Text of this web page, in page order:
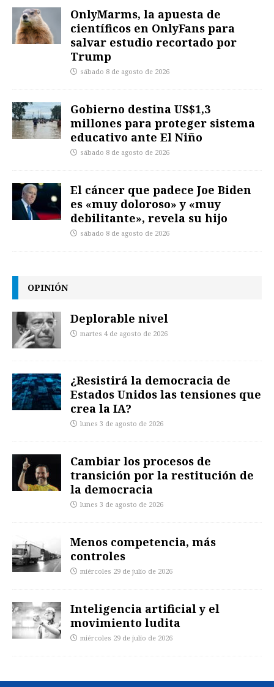
OnlyMarms, la apuesta de
científicos en OnlyFans para
salvar estudio recortado por
Trump
sábado 8 de agosto de 2026
Gobierno destina US$1,3
millones para proteger sistema
educativo ante El Niño
sábado 8 de agosto de 2026
El cáncer que padece Joe Biden
es «muy doloroso» y «muy
debilitante», revela su hijo
sábado 8 de agosto de 2026
OPINIÓN
Deplorable nivel
martes 4 de agosto de 2026
¿Resistirá la democracia de
Estados Unidos las tensiones que
crea la IA?
lunes 3 de agosto de 2026
Cambiar los procesos de
transición por la restitución de
la democracia
lunes 3 de agosto de 2026
Menos competencia, más
controles
miércoles 29 de julio de 2026
Inteligencia artificial y el
movimiento ludita
miércoles 29 de julio de 2026